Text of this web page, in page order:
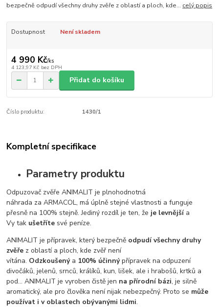
bezpečně odpudí všechny druhy zvěře z oblastí a ploch, kde... celý popis
Dostupnost Není skladem
4 990 Kč/ks
4 123,97 Kč bez DPH
Přidat do košíku
Číslo produktu: 1430/1
Kompletní specifikace
Parametry produktu
Odpuzovač zvěře ANIMALITje plnohodnotná
náhrada za ARMACOL,má úplně stejné vlastnosti a funguje
přesně na 100% stejně.Jediný rozdíl je ten,že je levnější a
Vy tak ušetříte své peníze.
ANIMALIT je přípravek, který bezpečně odpudí všechny druhy
zvěře z oblastí a ploch, kde zvěř není
vítána. Odzkoušenýa 100% účinnýpřípravek na odpuzení
divočáků, jelenů, srnců, králíků, kun, lišek, ale i hrabošů,krtků a
pod... ANIMALIT je vyroben čistě jen na přírodní bázi, je silně
aromatický, ale pro člověka není nijak nebezpečný.Proto se může
používat i v oblastech obývanými lidmi.